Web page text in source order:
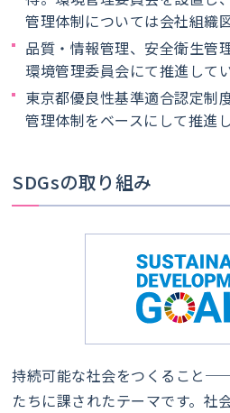
管理体制については会社組織
品質・情報管理、安全衛生管
環境管理委員会にて推進してい
東京都優良性基準適合認定制
管理体制をベースにして推進し
SDGsの取り組み
持続可能な社会をつくること
たちに課されたテーマです。社